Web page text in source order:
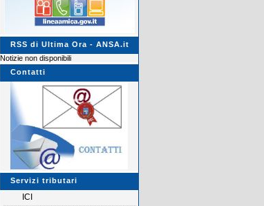
RSS di Ultima Ora - ANSA.it
Notizie non disponibili
Contatti
Servizi tributari
ICI